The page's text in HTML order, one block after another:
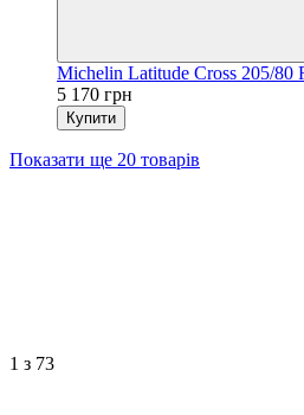
Michelin Latitude Cross 205/80
5 170 грн
Купити
Показати ще 20 товарів
1 з 73